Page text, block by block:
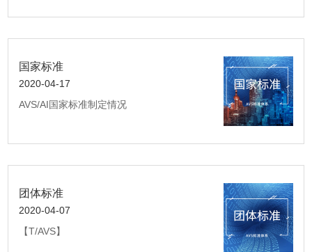
国家标准
2020-04-17
AVS/AI国家标准制定情况
团体标准
2020-04-07
【T/AVS】